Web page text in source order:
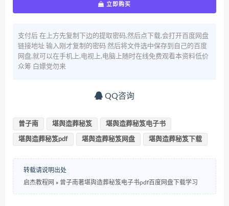
立即购买
支付后 在上方先复制下边的提取密码,然后点下载,会打开百度网盘
链接地址 输入刚才复制的密码 然后将文件选中保存到自己的百度
网盘,就可以在手机上,电视上,电脑上随时在线免费观看本资料低价
众筹 白嫖党勿来
QQ咨询
曾子南 堪舆造葬秘笈 堪舆造葬秘笈电子书
堪舆造葬秘笈pdf 堪舆造葬秘笈网盘 堪舆造葬秘笈下载
转载请说明出处
启杰教程网 » 曾子南著堪舆造葬秘笈电子书pdf百度网盘下载学习